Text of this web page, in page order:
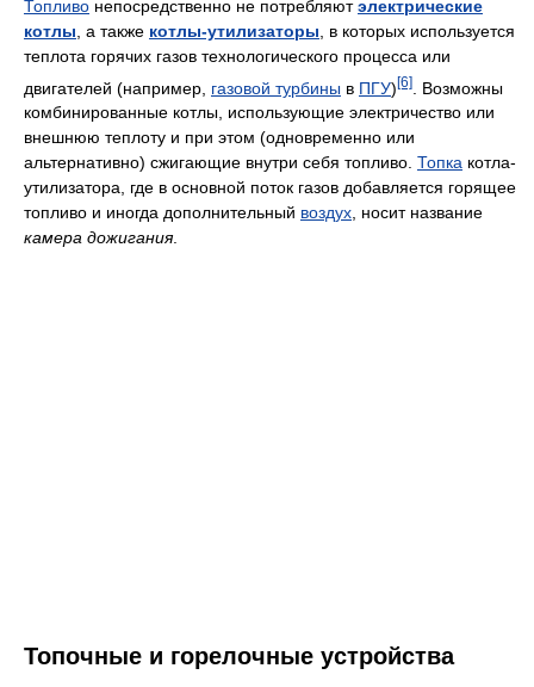
Топливо непосредственно не потребляютэлектрические
котлы , а также котлы-утилизаторы , в которых используется
теплота горячих газов технологического процесса или
двигателей (например, газовой турбины в ПГУ)[6]
. Возможны
комбинированные котлы, использующие электричество или
внешнюю теплоту и при этом (одновременно или
альтернативно) сжигающие внутри себя топливо. Топка котла-
утилизатора, где в основной поток газов добавляется горящее
топливо и иногда дополнительный воздух, носит название
камера дожигания.
Топочные и горелочные устройства